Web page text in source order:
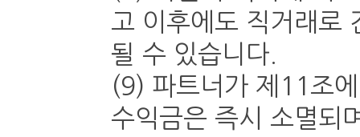
고 이후에도 직거래로
될 수 있습니다.
(9) 파트너가 제11조
수익금은 즉시 소멸되